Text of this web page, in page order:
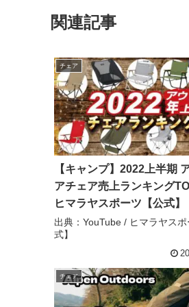
関連記事
チェア
【キャンプ】2022上半期
アチェア売上ランキング
ヒマラヤスポーツ【公式】
出典：YouTube / ヒマラヤス
式】
チェア